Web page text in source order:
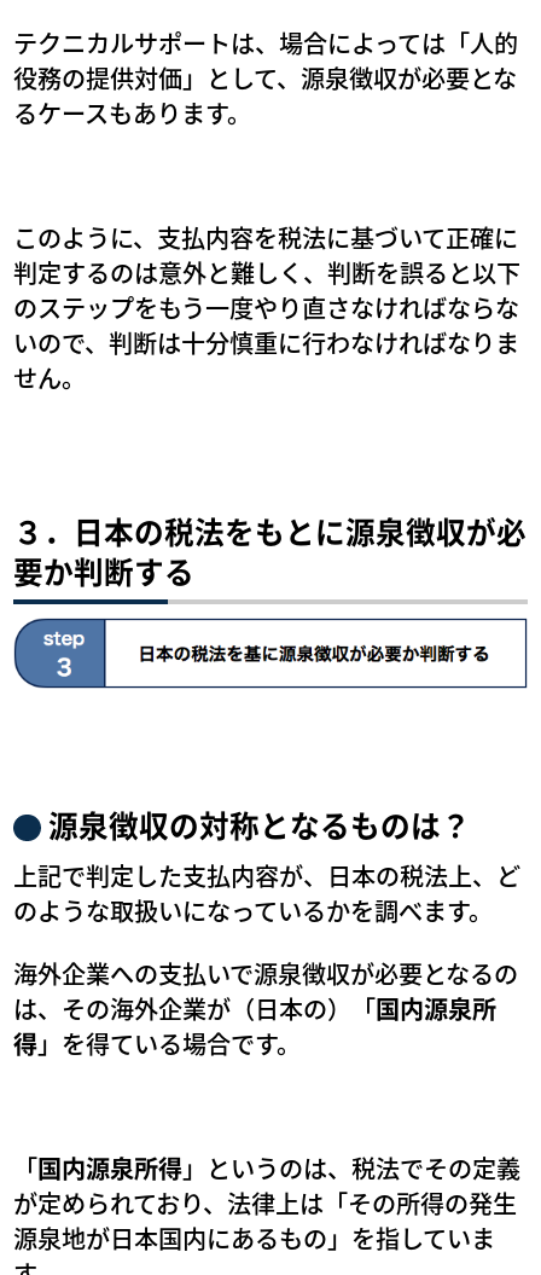
テクニカルサポートは、場合によっては「人的
役務の提供対価」として、源泉徴収が必要とな
るケースもあります。
このように、支払内容を税法に基づいて正確に
判定するのは意外と難しく、判断を誤ると以下
のステップをもう一度やり直さなければならな
いので、判断は十分慎重に行わなければなりま
せん。
３．日本の税法をもとに源泉徴収が必
要か判断する
源泉徴収の対称となるものは？
上記で判定した支払内容が、日本の税法上、ど
のような取扱いになっているかを調べます。
海外企業への支払いで源泉徴収が必要となるの
は、その海外企業が（日本の）「国内源泉所
得」を得ている場合です。
「国内源泉所得」というのは、税法でその定義
が定められており、法律上は「その所得の発生
源泉地が日本国内にあるもの」を指していま